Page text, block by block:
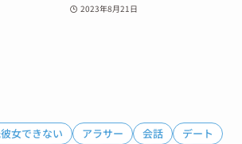
2023年8月21日
女できない アラサー 会話
デート